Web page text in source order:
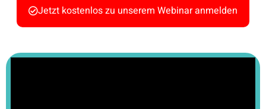
Jetzt kostenlos zu unserem Webinar anmelden